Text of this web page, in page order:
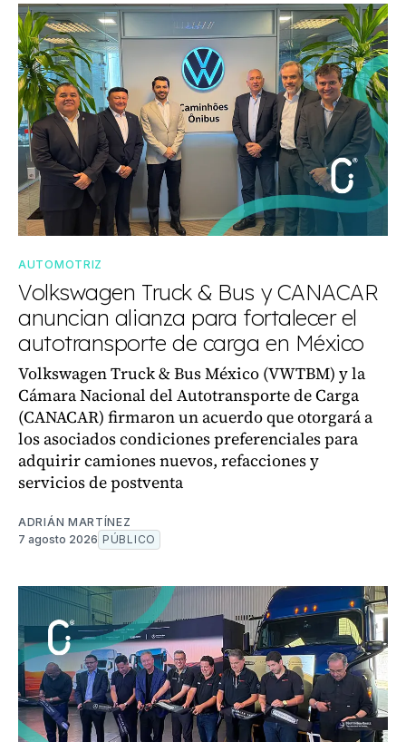
AUTOMOTRIZ
Volkswagen Truck & Bus y CANACAR
anuncian alianza para fortalecer el
autotransporte de carga en México
Volkswagen Truck & Bus México (VWTBM) y la
Cámara Nacional del Autotransporte de Carga
(CANACAR) firmaron un acuerdo que otorgará a
los asociados condiciones preferenciales para
adquirir camiones nuevos, refacciones y
servicios de postventa
ADRIÁN MARTÍNEZ
7 agosto 2026 PÚBLICO